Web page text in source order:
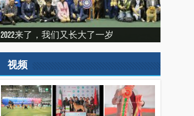
2022来了，我们又长大了一岁
建设专栏-2020年的冬天，俺们东北那场
比赛
“震”撼之旅——2019印尼犬展之行
（INDONEISA WINNER SHOW 2019）
建设专栏-2019刚过一半，但是好像已经
结束了。
2019美国143届西敏寺犬展随笔（三）
视频